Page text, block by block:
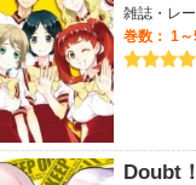
雑誌・レー
巻数： 1
Doubt！